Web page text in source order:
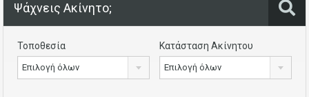
Ψάχνεις Ακίνητο;
Τοποθεσία
Επιλογή όλων
Κατάσταση Ακίνητου
Επιλογή όλων